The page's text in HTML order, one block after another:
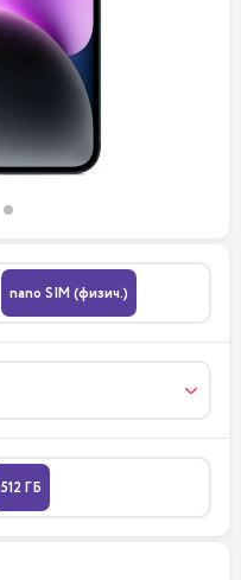
nano SIM (физич.)
512 ГБ